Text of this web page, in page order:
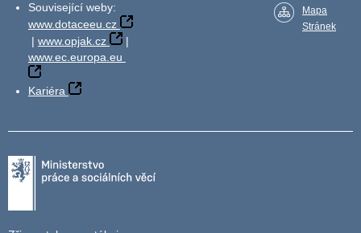
Související weby:
www.dotaceeu.cz
| www.opjak.cz
|
www.ec.europa.eu
Kariéra
Mapa
Stránek